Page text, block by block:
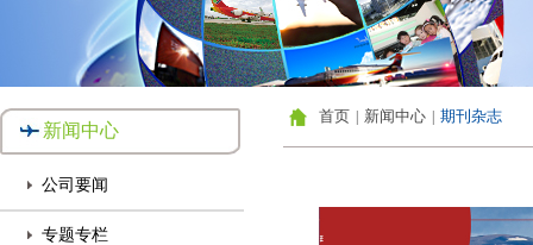
新闻中心
公司要闻
专题专栏
首页 新闻中心 期刊杂志